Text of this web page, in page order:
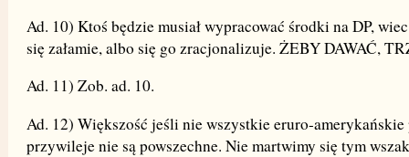
Ad. 10) Ktoś będzie musiał wypracować środki na DP,
się załamie, albo się go zracjonalizuje. ŻEBY DAWAĆ,
Ad. 11) Zob. ad. 10.
Ad. 12) Większość jeśli nie wszystkie eruro-amerykańskie
przywileje nie są powszechne. Nie martwimy się tym